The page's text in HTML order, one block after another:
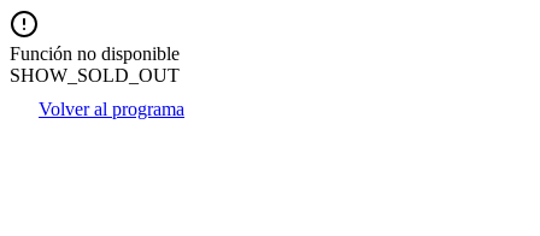
Función no disponible
SHOW_SOLD_OUT
Volver al programa